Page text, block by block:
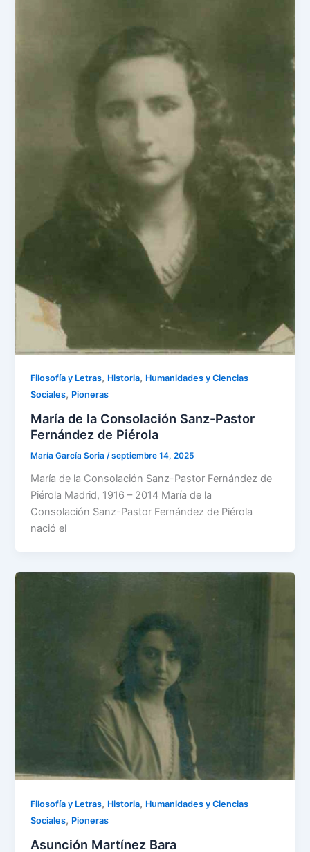
Filosofía y Letras, Historia, Humanidades y Ciencias
Sociales, Pioneras
María de la Consolación Sanz-Pastor
Fernández de Piérola
María García Soria/septiembre 14, 2025
María de la Consolación Sanz-Pastor Fernández de
Piérola Madrid, 1916 – 2014 María de la
Consolación Sanz-Pastor Fernández de Piérola
nació el
Filosofía y Letras, Historia, Humanidades y Ciencias
Sociales, Pioneras
Asunción Martínez Bara